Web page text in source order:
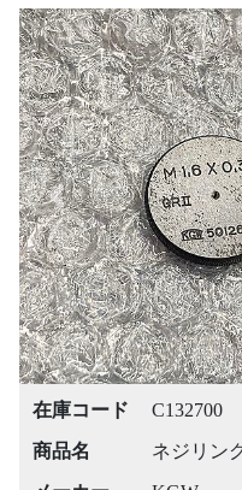
Previous
在庫コード
C132700
商品名
ネジリン